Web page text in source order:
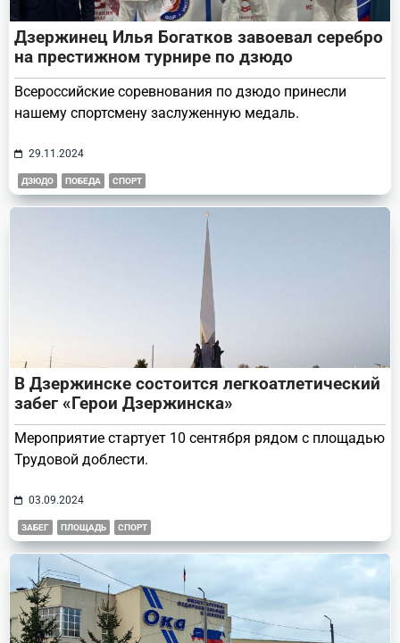
Дзержинец Илья Богатков завоевал серебро
на престижном турнире по дзюдо
Всероссийские соревнования по дзюдо принесли
нашему спортсмену заслуженную медаль.
29.11.2024
ДЗЮДО ПОБЕДА СПОРТ
В Дзержинске состоится легкоатлетический
забег «Герои Дзержинска»
Мероприятие стартует 10 сентября рядом с площадью
Трудовой доблести.
03.09.2024
ЗАБЕГ ПЛОЩАДЬ СПОРТ